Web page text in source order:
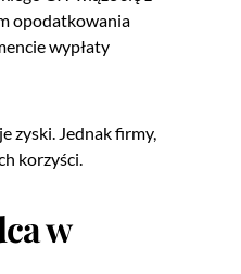
opodatkowania
wypłaty
zyski. Jednak firmy,
korzyści.
w